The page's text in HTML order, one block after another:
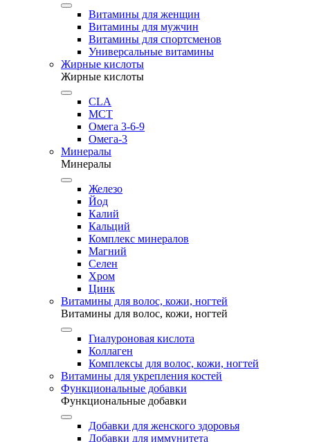
Витамины для женщин
Витамины для мужчин
Витамины для спортсменов
Универсальные витамины
Жирные кислоты
Жирные кислоты
CLA
MCT
Омега 3-6-9
Омега-3
Минералы
Минералы
Железо
Йод
Калий
Кальций
Комплекс минералов
Магний
Селен
Хром
Цинк
Витамины для волос, кожи, ногтей
Витамины для волос, кожи, ногтей
Гиалуроновая кислота
Коллаген
Комплексы для волос, кожи, ногтей
Витамины для укрепления костей
Функциональные добавки
Функциональные добавки
Добавки для женского здоровья
Добавки для иммунитета